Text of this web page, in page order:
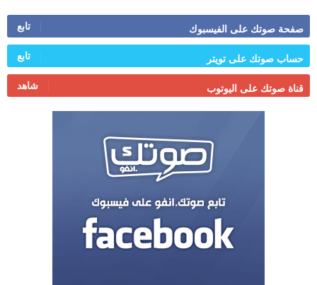
صفحة صوتك على الفيسبوك تابع
حساب صوتك على تويتر تابع
قناة صوتك على اليوتوب شاهد